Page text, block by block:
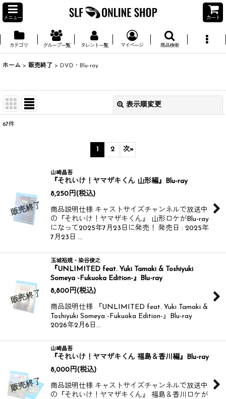
メニュー カート
カテゴリ グループ一覧 タレント一覧 マイページ 商品検索
ホーム > 販売終了 > DVD・Blu-ray
表示順変更
67件
1 2 次»
山崎晶吾
『それいけ！ヤマザキくん 山形編』Blu-ray
8,250 円(税込)
商品説明仕様 キャストサイズチャンネルで放送中
の『それいけ！ヤマザキくん』 山形ロケがBlu-ray
になって2025年7月23日に発売！ 発売日 : 2025年
7月23日 …
玉城裕規・染谷俊之
『UNLIMITED feat. Yuki Tamaki & Toshiyuki
Someya -Fukuoka Edition-』Blu-ray
8,800 円(税込)
商品説明仕様 『UNLIMITED feat. Yuki Tamaki &
Toshiyuki Someya -Fukuoka Edition-』Blu-ray
2026年2月6日…
山崎晶吾
『それいけ！ヤマザキくん 福島＆香川編』Blu-ray
8,000 円(税込)
商品説明仕様 キャストサイズチャンネルで放送中
の『それいけ！ヤマザキくん』 福島＆香川ロケが